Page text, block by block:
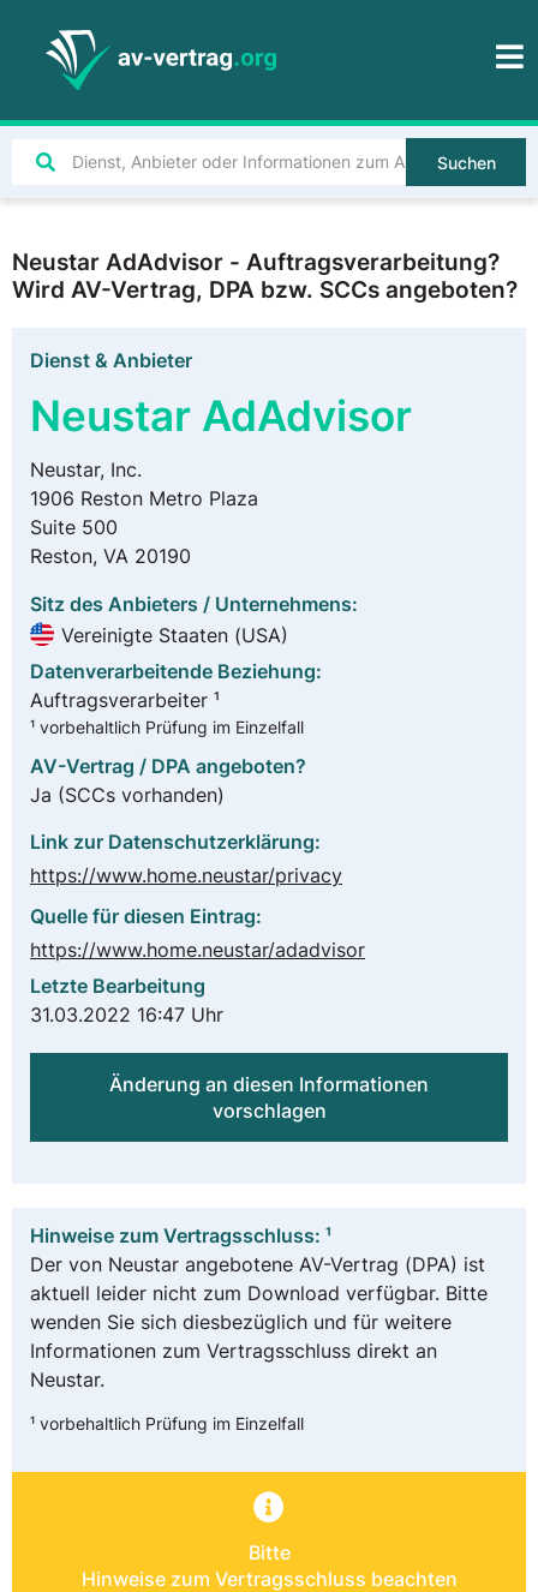
Suchen
Neustar AdAdvisor - Auftragsverarbeitung?
Wird AV-Vertrag, DPA bzw. SCCs angeboten?
Dienst & Anbieter
Neustar AdAdvisor
Neustar, Inc.
1906 Reston Metro Plaza
Suite 500
Reston, VA 20190
Sitz des Anbieters / Unternehmens:
Vereinigte Staaten (USA)
Datenverarbeitende Beziehung:
Auftragsverarbeiter ¹
¹ vorbehaltlich Prüfung im Einzelfall
AV-Vertrag / DPA angeboten?
Ja (SCCs vorhanden)
Link zur Datenschutzerklärung:
https://www.home.neustar/privacy
Quelle für diesen Eintrag:
https://www.home.neustar/adadvisor
Letzte Bearbeitung
31.03.2022 16:47 Uhr
Änderung an diesen Informationen
vorschlagen
Hinweise zum Vertragsschluss: ¹
Der von Neustar angebotene AV-Vertrag (DPA) ist
aktuell leider nicht zum Download verfügbar. Bitte
wenden Sie sich diesbezüglich und für weitere
Informationen zum Vertragsschluss direkt an
Neustar.
¹ vorbehaltlich Prüfung im Einzelfall
Bitte
Hinweise zum Vertragsschluss beachten